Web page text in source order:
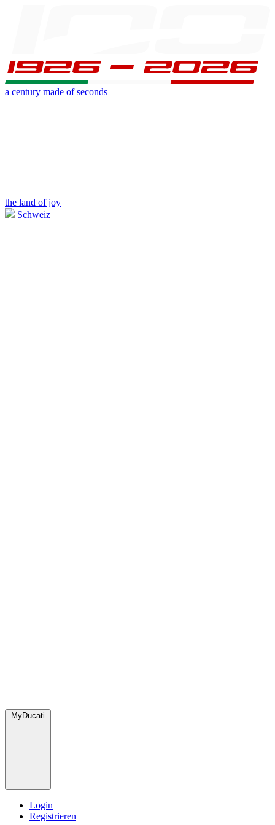
a century made of seconds
the land of joy
Schweiz
MyDucati
Login
Registrieren